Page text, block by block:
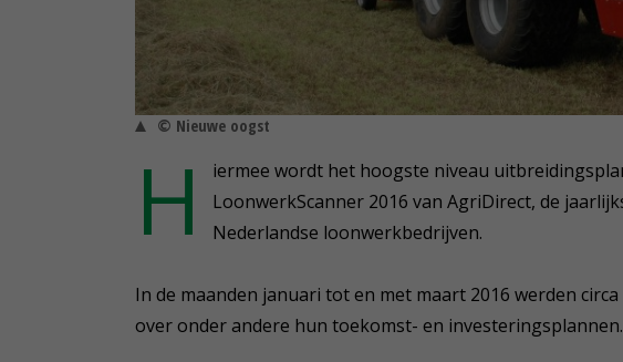
© Nieuwe oogst
H
iermee wordt het hoogste niveau
LoonwerkScanner 2016 van AgriDirect, de
Nederlandse loonwerkbedrijven.
In de maanden januari tot en met maart 2016 werden
over onder andere hun toekomst- en investeringsplannen.